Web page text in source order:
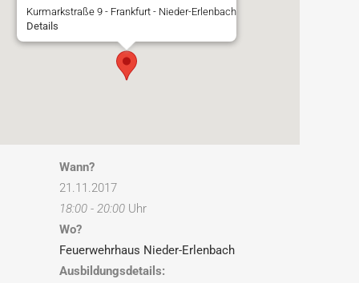
Kurmarkstraße 9 - Frankfurt - Nieder-Erlenbach
Details
Wann?
21.11.2017
18:00 - 20:00 Uhr
Wo?
Feuerwehrhaus Nieder-Erlenbach
Ausbildungsdetails: